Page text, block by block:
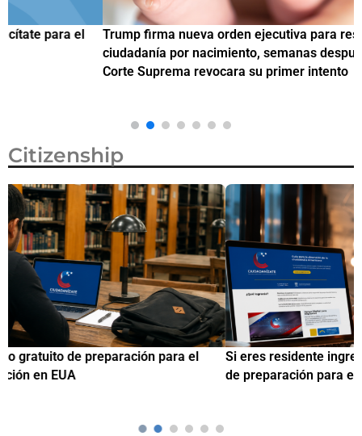
Trump firma nueva orden ejecutiva para restringir la
ciudadanía por nacimiento, semanas después de que la
Corte Suprema revocara su primer intento
Citizenship
Si eres residente ingresa a Ciudadanízate, el curso gratuito
de preparación para el examen de naturalización en EUA